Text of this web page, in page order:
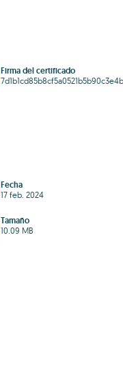
Firma del certificado
Fecha
17 feb. 2024
Tamaño
10.09 MB